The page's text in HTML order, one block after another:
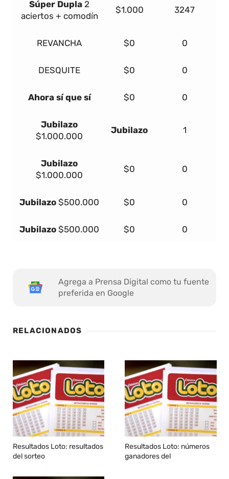
Súper Dupla 2
aciertos + comodín
$1.000 3247
REVANCHA $0 0
DESQUITE $0 0
Ahora sí que sí $0 0
Jubilazo
$1.000.000
Jubilazo 1
Jubilazo
$1.000.000
$0 0
Jubilazo $500.000 $0 0
Jubilazo $500.000 $0 0
Agrega a Prensa Digital como tu fuente
preferida en Google
RELACIONADOS
Resultados Loto: resultados
del sorteo
Resultados Loto: números
ganadores del